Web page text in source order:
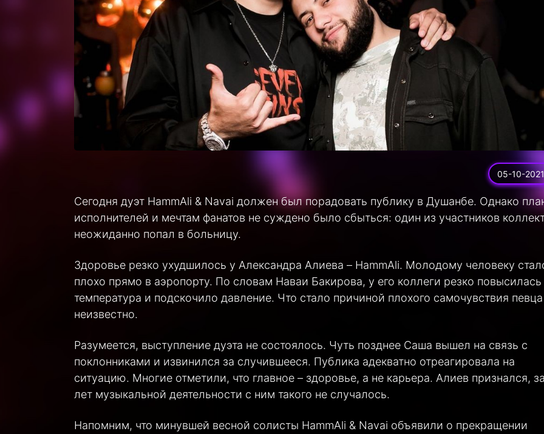
05-10-2021
Сегодня дуэт HammAli & Navai должен был порадовать публику в Душанбе. Однако
исполнителей и мечтам фанатов не суждено было сбыться: один из участников
неожиданно попал в больницу.
Здоровье резко ухудшилось у Александра Алиева – HammAli. Молодому человеку
плохо прямо в аэропорту. По словам Наваи Бакирова, у его коллеги резко повысилась
температура и подскочило давление. Что стало причиной плохого самочувствия
неизвестно.
Разумеется, выступление дуэта не состоялось. Чуть позднее Саша вышел на связь с
поклонниками и извинился за случившееся. Публика адекватно отреагировала на
ситуацию. Многие отметили, что главное – здоровье, а не карьера. Алиев признался,
лет музыкальной деятельности с ним такого не случалось.
Напомним, что минувшей весной солисты HammAli & Navai объявили о прекращении